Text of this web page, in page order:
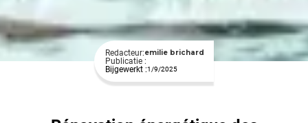
Redacteur:emilie brichard
Publicatie :
Bijgewerkt :1/9/2025